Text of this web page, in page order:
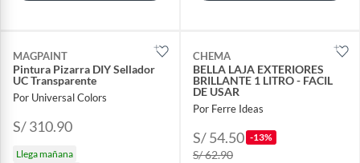
MAGPAINT
Pintura Pizarra DIY Sellador
UC Transparente
Por Universal Colors
S/ 310.90
Llega mañana
CHEMA
BELLA LAJA EXTERIORES
BRILLANTE 1 LITRO - FACIL
DE USAR
Por Ferre Ideas
S/ 54.50 -13%
S/ 62.90